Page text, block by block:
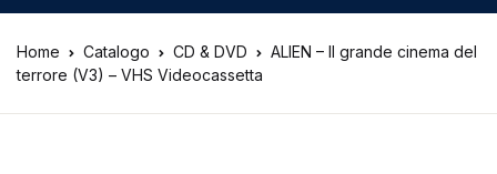
Home Catalogo CD & DVD
ALIEN – Il grande cinema del
terrore (V3) – VHS Videocassetta